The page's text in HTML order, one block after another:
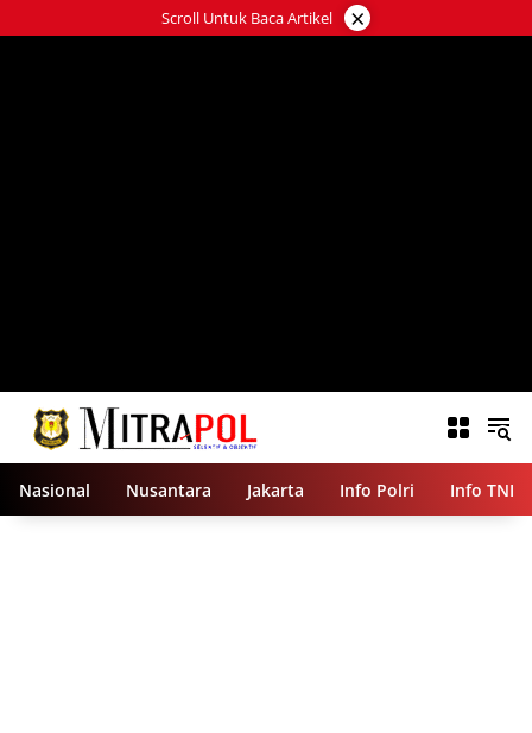
ke
Scroll Untuk Baca Artikel ×
Nasional Nusantara Jakarta Info Polri Info TNI